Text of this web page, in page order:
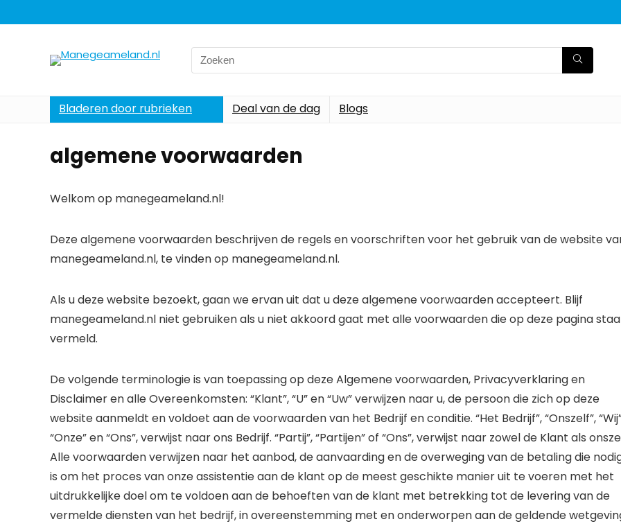
Search
for:
Bladeren door rubrieken Deal van de dag Blogs
algemene voorwaarden
Welkom op manegeameland.nl!
Deze algemene voorwaarden beschrijven de regels en voorschriften voor het gebruik van de website
manegeameland.nl, te vinden op manegeameland.nl.
Als u deze website bezoekt, gaan we ervan uit dat u deze algemene voorwaarden accepteert. Blijf
manegeameland.nl niet gebruiken als u niet akkoord gaat met alle voorwaarden die op deze pagina
vermeld.
De volgende terminologie is van toepassing op deze Algemene voorwaarden, Privacyverklaring en
Disclaimer en alle Overeenkomsten: “Klant”, “U” en “Uw” verwijzen naar u, de persoon die zich op deze
website aanmeldt en voldoet aan de voorwaarden van het Bedrijf en conditie. “Het Bedrijf”, “Onszelf”,
“Onze” en “Ons”, verwijst naar ons Bedrijf. “Partij”, “Partijen” of “Ons”, verwijst naar zowel de Klant als
Alle voorwaarden verwijzen naar het aanbod, de aanvaarding en de overweging van de betaling die
is om het proces van onze assistentie aan de klant op de meest geschikte manier uit te voeren met het
uitdrukkelijke doel om te voldoen aan de behoeften van de klant met betrekking tot de levering van de
vermelde diensten van het bedrijf, in overeenstemming met en onderworpen aan de geldende